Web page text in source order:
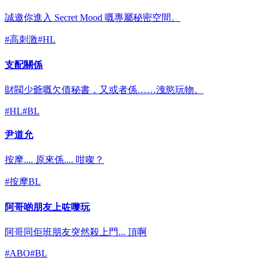
誠邀你進入 Secret Mood 嘅專屬秘密空間。
#高刺激#HL
支配關係
財閥少爺嘅欠債秘書，又或者係……洩慾玩物。
#HL#BL
尹道允
按摩.... 原來係.... 咁㗎？
#按摩BL
阿哥啲朋友上咗嚟玩
阿哥同佢班朋友突然殺上門... 頂啊
#ABO#BL